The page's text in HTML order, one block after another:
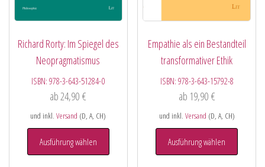
Richard Rorty: Im Spiegel des
Neopragmatismus
ISBN:978-3-643-51284-0
ab24,90€
und inkl.Versand (D, A, CH)
Ausführung wählen
Empathie als ein Bestandteil
transformativer Ethik
ISBN: 978-3-643-15792-8
ab 19,90 €
und inkl. Versand (D, A, CH)
Ausführung wählen